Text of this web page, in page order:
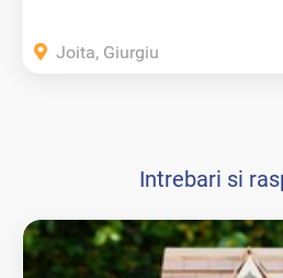
Joita, Giurgiu
Intrebari si